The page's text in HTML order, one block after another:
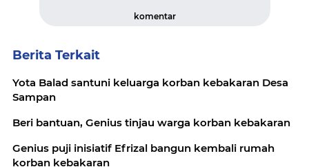
komentar
Berita Terkait
Yota Balad santuni keluarga korban kebakaran Desa
Sampan
Beri bantuan, Genius tinjau warga korban kebakaran
Genius puji inisiatif Efrizal bangun kembali rumah
korban kebakaran